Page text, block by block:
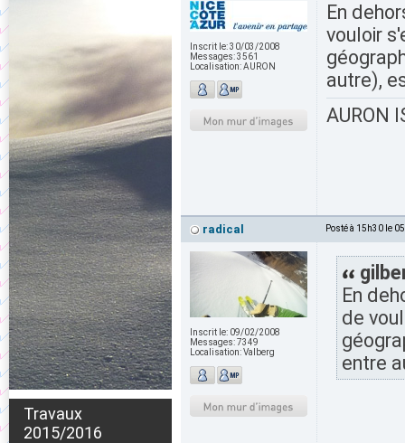
Travaux
2015/2016
Inscrit le:30/03/2008
Messages:3561
Localisation:AURON
En
vouloir
autre),
AURON
radical Posté à 15h30 le
Inscrit le: 09/02/2008
Messages:7349
Localisation:Valberg
En
de
entre